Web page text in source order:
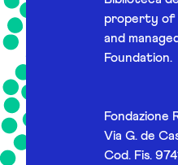
property of
and
Foundation.
Fondazione
Via G. de
Cod. Fis.